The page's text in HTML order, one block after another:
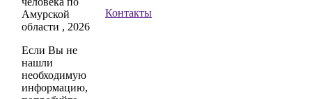
Амурской
области , 2026
Если Вы не
нашли
необходимую
информацию,
Контакты